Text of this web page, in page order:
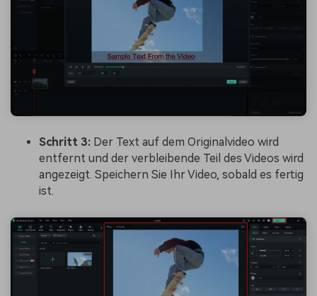
Schritt 3: Der Text auf dem Originalvideo wird
entfernt und der verbleibende Teil des Videos wird
angezeigt. Speichern Sie Ihr Video, sobald es fertig
ist.